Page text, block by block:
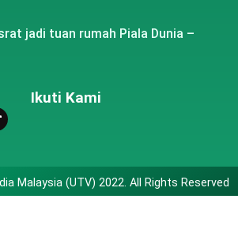
jadi tuan rumah Piala Dunia –
Ikuti Kami
Malaysia (UTV) 2022. All Rights Reserved